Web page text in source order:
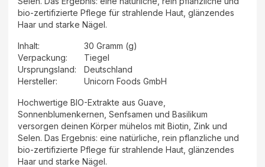
bio-zertifizierte Pflege für strahlende Haut, glänzendes
Haar und starke Nägel.
Inhalt:
30 Gramm (g)
Verpackung:
Tiegel
Ursprungsland:
Deutschland
Hersteller: Unicorn Foods GmbH
Hochwertige BIO-Extrakte aus Guave,
Sonnenblumenkernen, Senfsamen und Basilikum
versorgen deinen Körper mühelos mit Biotin, Zink und
Selen. Das Ergebnis: eine natürliche, rein pflanzliche und
bio-zertifizierte Pflege für strahlende Haut, glänzendes
Haar und starke Nägel.